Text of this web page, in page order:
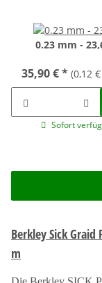
0.23 mm -
35,90 €* (0,12
Sofort
Berkley Sick
m